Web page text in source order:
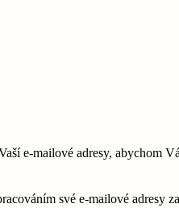
e-mailové adresy, abychom
své e-mailové adresy